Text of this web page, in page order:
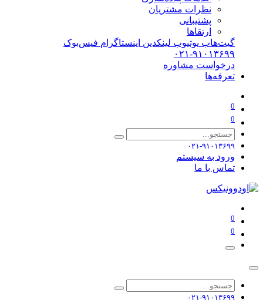
نظرات مشتریان
پشتیبانی
ارتقاها
گیت‌هاب یوتیوب لینکدین اینستاگرام فیس‌بوک
۰۲۱-۹۱۰۱۳۶۹۹
درخواست مشاوره
تعرفه‌ها
0
0
۰۲۱-۹۱۰۱۳۶۹۹
ورود به سیستم
تماس با ما
0
0
۰۲۱-۹۱۰۱۳۶۹۹